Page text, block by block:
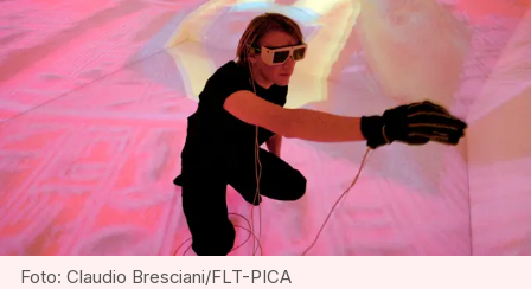
Foto: Claudio Bresciani/FLT-PICA